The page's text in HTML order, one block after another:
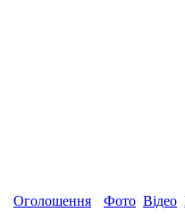
Оголошення Фото Відео